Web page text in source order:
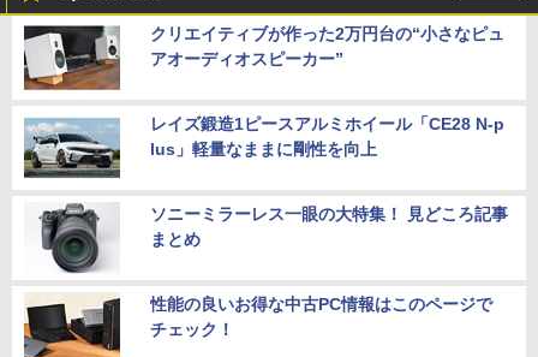
クリエイティブが作った2万円台の“小さなピュ
アオーディオスピーカー”
レイズ鍛造1ピースアルミホイール「CE28 N-p
lus」軽量なままに剛性を向上
ソニーミラーレス一眼の大特集！ 見どころ記事
まとめ
性能の良いお得な中古PC情報はこのページで
チェック！